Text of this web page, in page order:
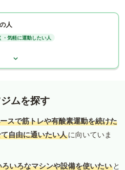
人
・気軽に運動したい人
ムを探す
スで筋トレや有酸素運動を続けた
自由に通いたい人に向いていま
ろいろなマシンや設備を使いたい と